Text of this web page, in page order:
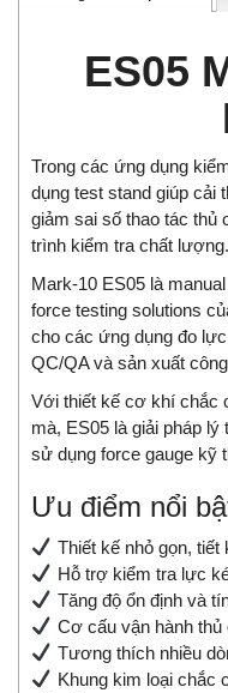
ES05
Trong các ứng dụng
dụng test stand giúp cải
giảm sai số thao tác thủ
trình kiểm tra chất lượng.
Mark-10 ES05 là
force testing solutions
cho các ứng dụng đo
QC/QA và sản xuất
Với thiết kế cơ khí chắc
mà, ES05 là giải pháp
sử dụng force gauge kỹ
Ưu điểm nổi
Thiết kế nhỏ gọn,
Hỗ trợ kiểm tra lực
Tăng độ ổn định và
Cơ cấu vận hành
Tương thích nhiều
Khung kim loại chắc